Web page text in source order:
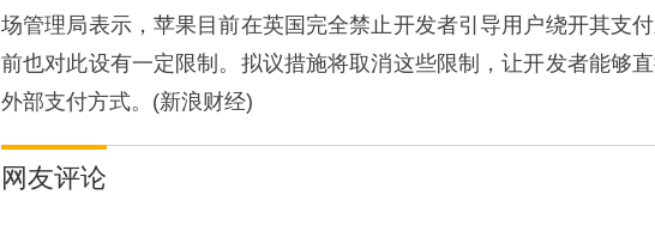
场管理局表示，苹果目前在英国完全禁止开发者引导用户绕开其支
前也对此设有一定限制。拟议措施将取消这些限制，让开发者能够
外部支付方式。(新浪财经)
网友评论